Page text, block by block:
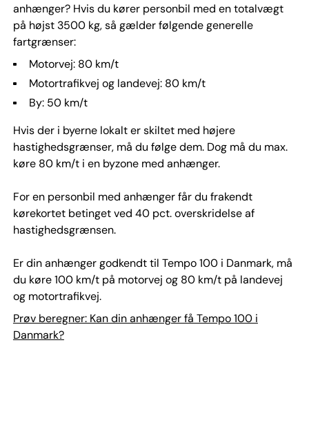
anhænger? Hvis du kører personbil med en totalvægt
på højst 3500 kg, så gælder følgende generelle
fartgrænser:
Motorvej: 80 km/t
Motortrafikvej og landevej: 80 km/t
By: 50 km/t
Hvis der i byerne lokalt er skiltet med højere
hastighedsgrænser, må du følge dem. Dog må du max.
køre 80 km/t i en byzone med anhænger.
For en personbil med anhænger får du frakendt
kørekortet betinget ved 40 pct. overskridelse af
hastighedsgrænsen.
Er din anhænger godkendt til Tempo 100 i Danmark, må
du køre 100 km/t på motorvej og 80 km/t på landevej
og motortrafikvej.
Prøv beregner: Kan din anhænger få Tempo 100 i
Danmark?